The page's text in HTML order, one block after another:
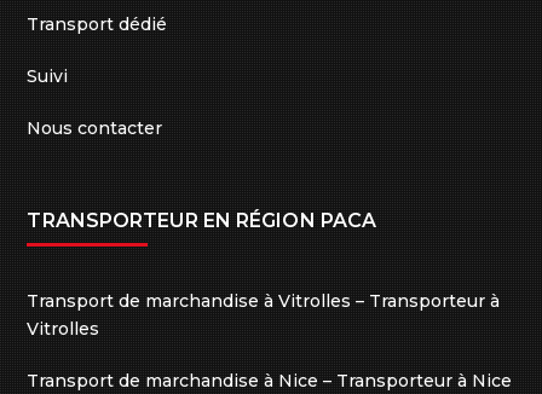
Transport dédié
Suivi
Nous contacter
TRANSPORTEUR EN RÉGION PACA
Transport de marchandise à Vitrolles – Transporteur à
Vitrolles
Transport de marchandise à Nice – Transporteur à Nice